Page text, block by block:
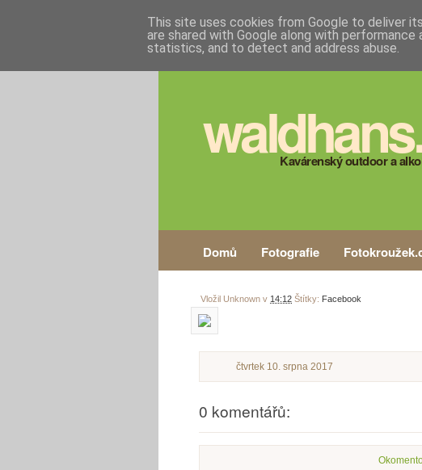
Kavárenský outdoor a
Domů Fotografie
Vložil Unknown v 14:12 Štítky: Facebook
čtvrtek 10. srpna 2017
0 komentářů:
This site uses cookies from Google to deliver
are shared with Google along with
statistics, and to detect and address abuse.